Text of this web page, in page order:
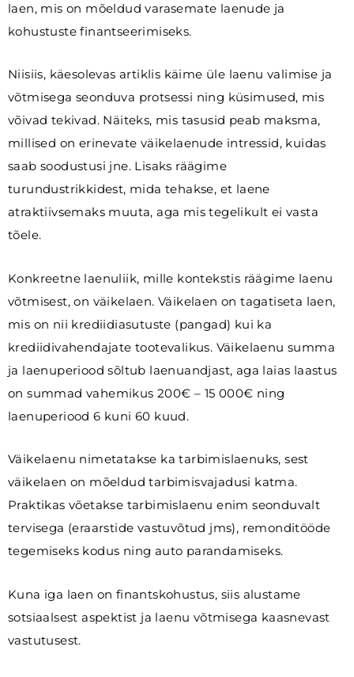
laen, mis on mõeldud varasemate laenude ja
kohustuste finantseerimiseks.
Niisiis, käesolevas artiklis käime üle laenu valimise ja
võtmisega seonduva protsessi ning küsimused, mis
võivad tekivad. Näiteks, mis tasusid peab maksma,
millised on erinevate väikelaenude intressid, kuidas
saab soodustusi jne. Lisaks räägime
turundustrikkidest, mida tehakse, et laene
atraktiivsemaks muuta, aga mis tegelikult ei vasta
tõele.
Konkreetne laenuliik, mille kontekstis räägime laenu
võtmisest, on väikelaen. Väikelaen on tagatiseta laen,
mis on nii krediidiasutuste (pangad) kui ka
krediidivahendajate tootevalikus. Väikelaenu summa
ja laenuperiood sõltub laenuandjast, aga laias laastus
on summad vahemikus 200€ – 15 000€ ning
laenuperiood 6 kuni 60 kuud.
Väikelaenu nimetatakse ka tarbimislaenuks, sest
väikelaen on mõeldud tarbimisvajadusi katma.
Praktikas võetakse tarbimislaenu enim seonduvalt
tervisega (eraarstide vastuvõtud jms), remonditööde
tegemiseks kodus ning auto parandamiseks.
Kuna iga laen on finantskohustus, siis alustame
sotsiaalsest aspektist ja laenu võtmisega kaasnevast
vastutusest.